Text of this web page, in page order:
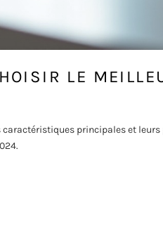
LE
principales et